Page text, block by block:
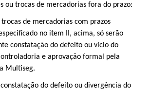
ou trocas de mercadorias fora do prazo:
trocas de mercadorias com prazos
no item II, acima, só serão
constatação do defeito ou vício do
e aprovação formal pela
Multiseg.
constatação do defeito ou divergência do